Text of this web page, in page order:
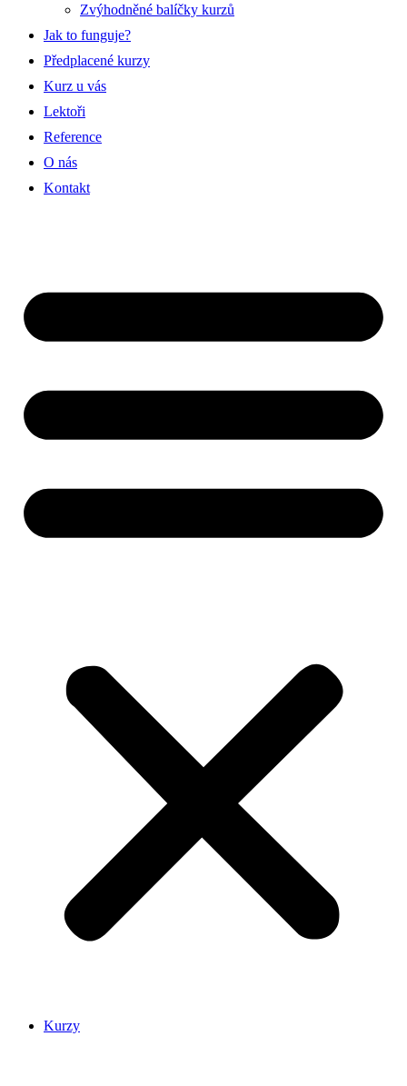
Zvýhodněné balíčky kurzů
Jak to funguje?
Předplacené kurzy
Kurz u vás
Lektoři
Reference
O nás
Kontakt
Kurzy